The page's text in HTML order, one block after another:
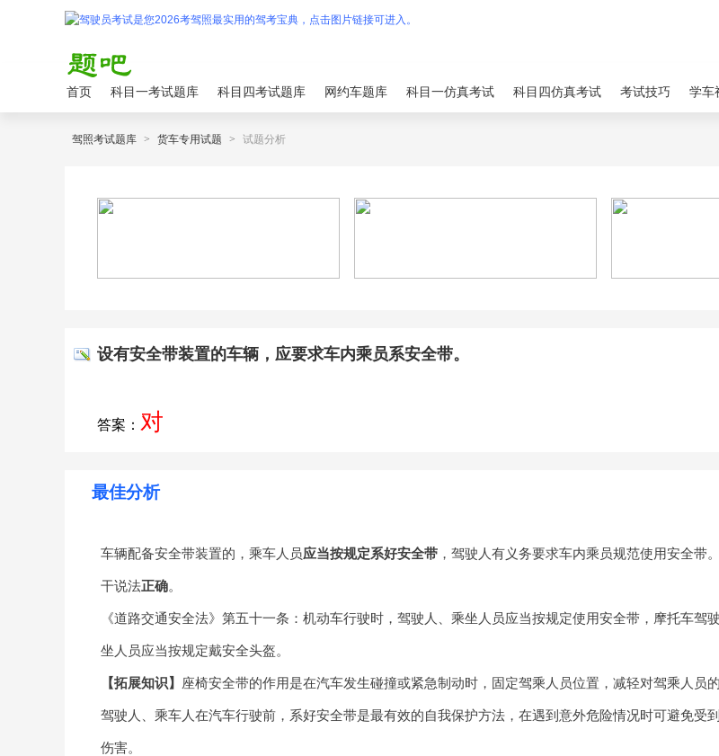
首页 科目一考试题库 科目四考试题库 网约车题库 科目一仿真考试 科目四仿真考试 考试技巧 学车
驾照考试题库 > 货车专用试题 > 试题分析
设有安全带装置的车辆，应要求车内乘员系安全带。
答案： 对
最佳分析
车辆配备安全带装置的，乘车人员应当按规定系好安全带 ，驾驶人有义务要求车内乘员规范使用安全带
干说法正确。
《道路交通安全法》第五十一条：机动车行驶时，驾驶人、乘坐人员应当按规定使用安全带，摩托车驾
坐人员应当按规定戴安全头盔。
【拓展知识】 座椅安全带的作用是在汽车发生碰撞或紧急制动时，固定驾乘人员位置，减轻对驾乘人员的
驾驶人、乘车人在汽车行驶前，系好安全带是最有效的自我保护方法，在遇到意外危险情况时可避免受
伤害。